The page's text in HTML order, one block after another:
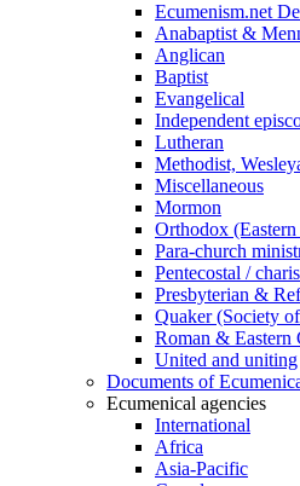
Ecumenism.net
Anabaptist &
Anglican
Baptist
Evangelical
Independent
Lutheran
Methodist,
Miscellaneous
Mormon
Orthodox
Para-church
Pentecostal /
Presbyterian &
Quaker (Society
Roman & Eastern
United and uniting
Documents of
Ecumenical agencies
International
Africa
Asia-Pacific